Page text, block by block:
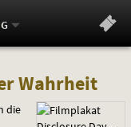
Wahrheit
die